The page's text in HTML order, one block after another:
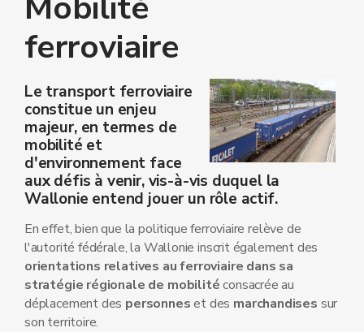
ferroviaire
Le transport ferroviaire
constitue un enjeu
majeur, en termes de
mobilité et
d'environnement face
aux défis à venir, vis-à-vis duquel la
Wallonie entend jouer un rôle actif.
En effet, bien que la politique ferroviaire relève de
l'autorité fédérale, la Wallonie inscrit également des
orientations relatives au ferroviaire dans sa
stratégie régionale de mobilitéconsacrée au
déplacement des personneset des marchandises sur
son territoire.